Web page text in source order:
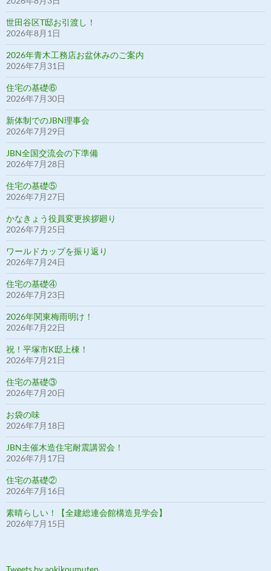
世田谷区T邸お引渡し！
2026年8月1日
2026年青木工務店お盆休みのご案内
2026年7月31日
住宅の基礎⑥
2026年7月30日
新体制でのJBN理事会
2026年7月29日
JBN全国交流会の下準備
2026年7月28日
住宅の基礎⑤
2026年7月27日
かなきょう役員変更挨拶廻り
2026年7月25日
ワールドカップを振り返り
2026年7月24日
住宅の基礎④
2026年7月23日
2026年関東梅雨明け！
2026年7月22日
祝！平塚市K邸上棟！
2026年7月21日
住宅の基礎③
2026年7月20日
お袋の味
2026年7月18日
JBN主催木造住宅耐震講習会！
2026年7月17日
住宅の基礎②
2026年7月16日
素晴らしい！【全建総連会館構造見学会】
2026年7月15日